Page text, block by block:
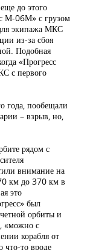
до этого
М-06М» с грузом
экипажа МКС
из-за сбоя
Подобная
«Прогресс
с первого
года, пообещали
– взрыв, но,
рядом с
внимание на
км до 370 км в
это
был
орбиты и
«можно с
корабля от
что-то вроде